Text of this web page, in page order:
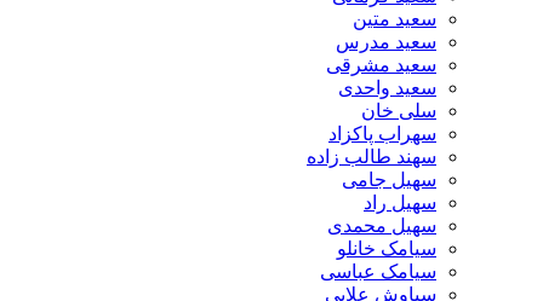
سعید متین
سعید مدرس
سعید مشرقی
سعید واحدی
سلی خان
سهراب پاکزاد
سهند طالب زاده
سهیل جامی
سهیل راد
سهیل محمدی
سیامک خانلو
سیامک عباسی
سیاوش علایی